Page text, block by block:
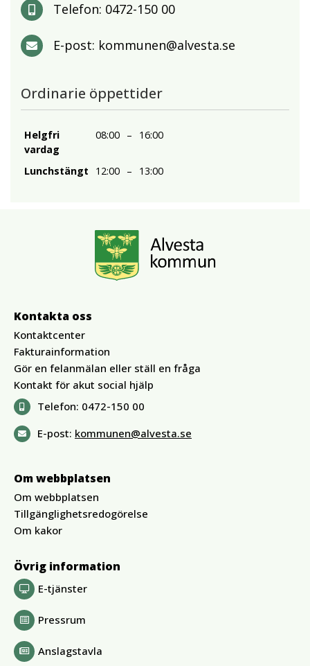
Telefon: 0472-150 00
E-post: kommunen@alvesta.se
Ordinarie öppettider
Helgfri
vardag
08:00 – 16:00
Lunchstängt 12:00 – 13:00
Kontakta oss
Kontaktcenter
Fakturainformation
Gör en felanmälan eller ställ en fråga
Kontakt för akut social hjälp
Telefon: 0472-150 00
E-post: kommunen@alvesta.se
Om webbplatsen
Om webbplatsen
Tillgänglighetsredogörelse
Om kakor
Övrig information
E-tjänster
Pressrum
Anslagstavla